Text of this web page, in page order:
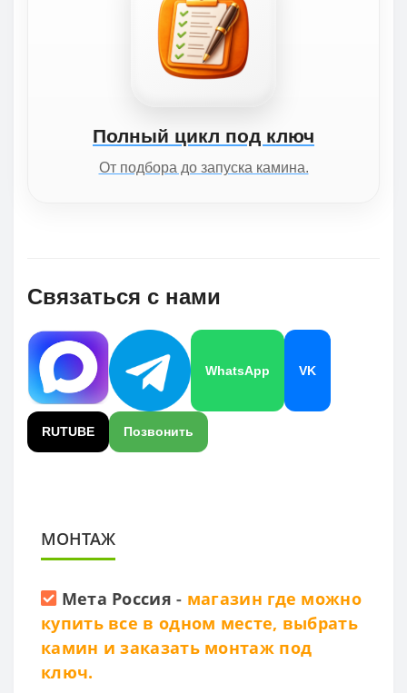
Полный цикл под ключ
От подбора до запуска камина.
Связаться с нами
WhatsApp VK
RUTUBE Позвонить
МОНТАЖ
Мета Россия - магазин где можно
купить все в одном месте, выбрать
камин и заказать монтаж под
ключ.